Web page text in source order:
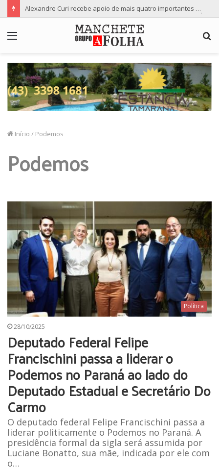
Alexandre Curi recebe apoio de mais quatro importantes partidos para candidatura ao Senado
Início / Podemos
Podemos
Política
28/10/2025
Deputado Federal Felipe
Francischini passa a liderar o
Podemos no Paraná ao lado do
Deputado Estadual e Secretário Do
Carmo
O deputado federal Felipe Francischini passa a
liderar politicamente o Podemos no Paraná. A
presidência formal da sigla será assumida por
Luciane Bonatto, sua mãe, indicada por ele com
o…